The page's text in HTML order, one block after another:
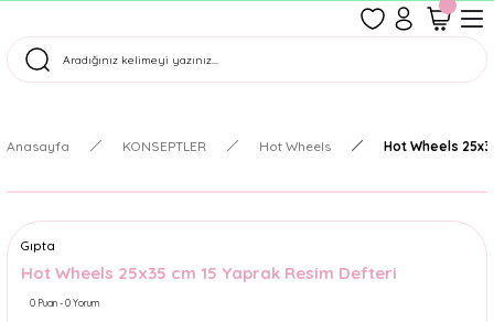
Tüm Siparişler Aynı Gün Kargoda!
Anasayfa KONSEPTLER Hot Wheels Hot Wheels
Gıpta
Hot Wheels 25x35 cm 15 Yaprak Resim Defteri
0 Puan - 0 Yorum